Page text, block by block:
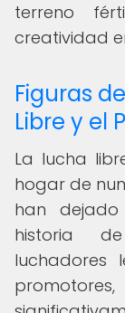
terreno
creatividad
Figuras
Libre y el
La lucha
hogar de
han
historia
luchadores